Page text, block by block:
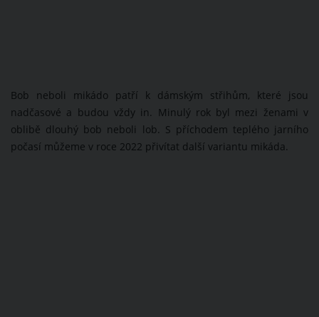
Bob neboli mikádo patří k dámským střihům, které jsou
nadčasové a budou vždy in. Minulý rok byl mezi ženami v
oblibě dlouhý bob neboli lob. S příchodem teplého jarního
počasí můžeme v roce 2022 přivítat další variantu mikáda.